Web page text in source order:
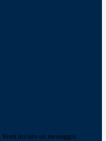
Verrà inviato un messaggio